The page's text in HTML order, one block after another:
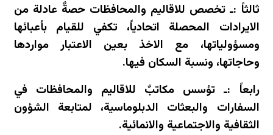
ثالثاً :ـ تخصص للاقاليم والمحافظات حصةٌ عادلة من
الايرادات المحصلة اتحادياً، تكفي للقيام بأعبائها
ومسؤولياتها، مع الاخذ بعين الاعتبار مواردها
وحاجاتها، ونسبة السكان فيها.
رابعاً :ـ تؤسس مكاتبٌ للاقاليم والمحافظات في
السفارات والبعثات الدبلوماسية، لمتابعة الشؤون
الثقافية والاجتماعية والانمائية.